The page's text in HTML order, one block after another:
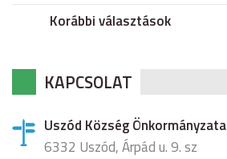
Korábbi választások
KAPCSOLAT
Uszód Község Önkormányzata
6332 Uszód, Árpád u. 9. sz